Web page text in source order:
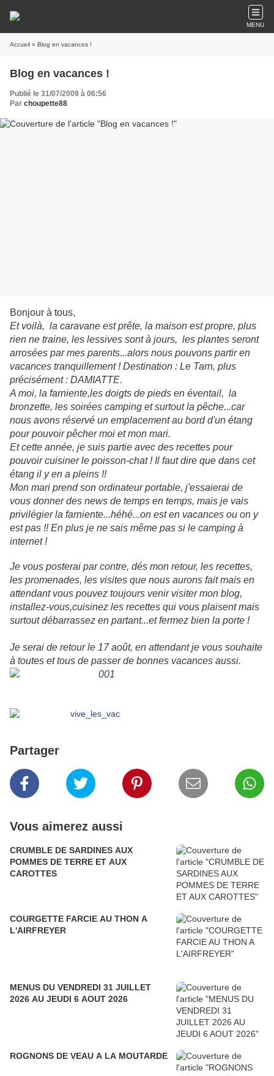
MENU
Accueil » Blog en vacances !
Blog en vacances !
Publié le 31/07/2009 à 06:56
Par choupette88
Bonjour à tous,
Et voilà, la caravane est prête, la maison est propre, plus
rien ne traine, les lessives sont à jours, les plantes seront
arrosées par mes parents...alors nous pouvons partir en
vacances tranquillement ! Destination : Le Tarn, plus
précisément : DAMIATTE.
A moi, la farniente,les doigts de pieds en éventail, la
bronzette, les soirées camping et surtout la pêche...car
nous avons réservé un emplacement au bord d'un étang
pour pouvoir pêcher moi et mon mari.
Et cette année, je suis partie avec des recettes pour
pouvoir cuisiner le poisson-chat ! Il faut dire que dans cet
étang il y en a pleins !!
Mon mari prend son ordinateur portable, j'essaierai de
vous donner des news de temps en temps, mais je vais
privilégier la farniente...héhé...on est en vacances ou on y
est pas !! En plus je ne sais même pas si le camping à
internet !
Je vous posterai par contre, dés mon retour, les recettes,
les promenades, les visites que nous aurons fait mais en
attendant vous pouvez toujours venir visiter mon blog,
installez-vous,cuisinez les recettes qui vous plaisent mais
surtout débarrassez en partant...et fermez bien la porte !
Je serai de retour le 17 août, en attendant je vous souhaite
à toutes et tous de passer de bonnes vacances aussi.
Partager
Vous aimerez aussi
CRUMBLE DE SARDINES AUX
POMMES DE TERRE ET AUX
CAROTTES
COURGETTE FARCIE AU THON A
L'AIRFREYER
MENUS DU VENDREDI 31 JUILLET
2026 AU JEUDI 6 AOUT 2026
ROGNONS DE VEAU A LA MOUTARDE